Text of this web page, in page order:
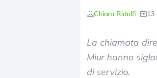
Chiara Ridolfi 13
La chiamata
Miur hanno
di servizio.